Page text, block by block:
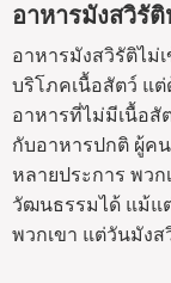
อาหารมังสวิรั
อาหารมังสวิรัติไม่
บริโภคเนื้อสัตว์ แ
อาหารที่ไม่มีเนื้อสั
กับอาหารปกติ ผู้ค
หลายประการ พว
วัฒนธรรมได้ แม้แ
พวกเขา แต่วันมัง